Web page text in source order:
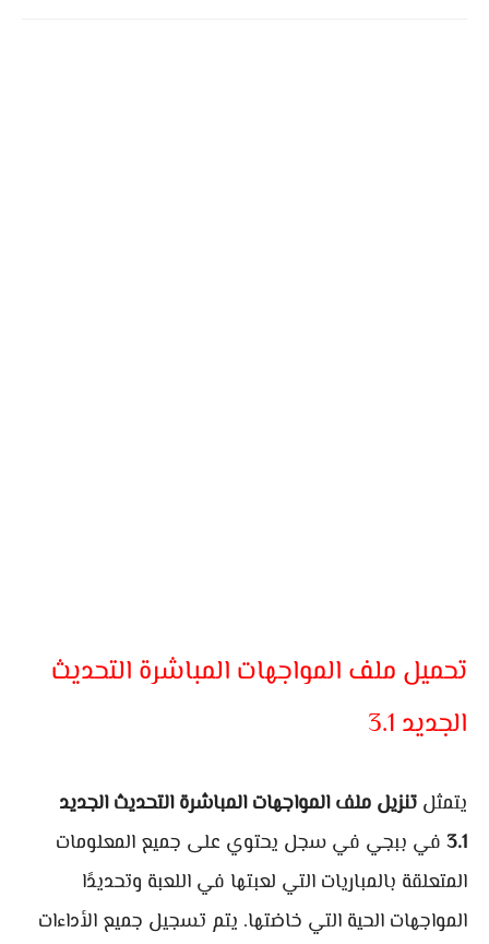
تحميل ملف المواجهات المباشرة التحديث
الجديد 3.1
يتمثل تنزيل ملف المواجهات المباشرة التحديث الجديد
3.1 في ببجي في سجل يحتوي على جميع المعلومات
المتعلقة بالمباريات التي لعبتها في اللعبة وتحديدًا
المواجهات الحية التي خاضتها. يتم تسجيل جميع الأداءات